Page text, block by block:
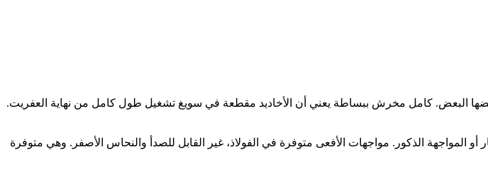
البعض. كامل مخرش ببساطة يعني أن الأخاديد مقطعة في سويغ تشغيل طول كامل من نهاية العفريت.
المواجهة الذكور. مواجهات الأفعى متوفرة في الفولاذ، غير القابل للصدأ والنحاس الأصفر. وهي متوفرة